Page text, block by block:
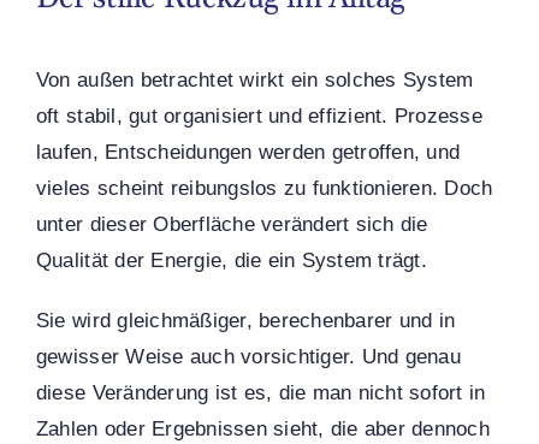
Von außen betrachtet wirkt ein solches System
oft stabil, gut organisiert und effizient. Prozesse
laufen, Entscheidungen werden getroffen, und
vieles scheint reibungslos zu funktionieren. Doch
unter dieser Oberfläche verändert sich die
Qualität der Energie, die ein System trägt.
Sie wird gleichmäßiger, berechenbarer und in
gewisser Weise auch vorsichtiger. Und genau
diese Veränderung ist es, die man nicht sofort in
Zahlen oder Ergebnissen sieht, die aber dennoch